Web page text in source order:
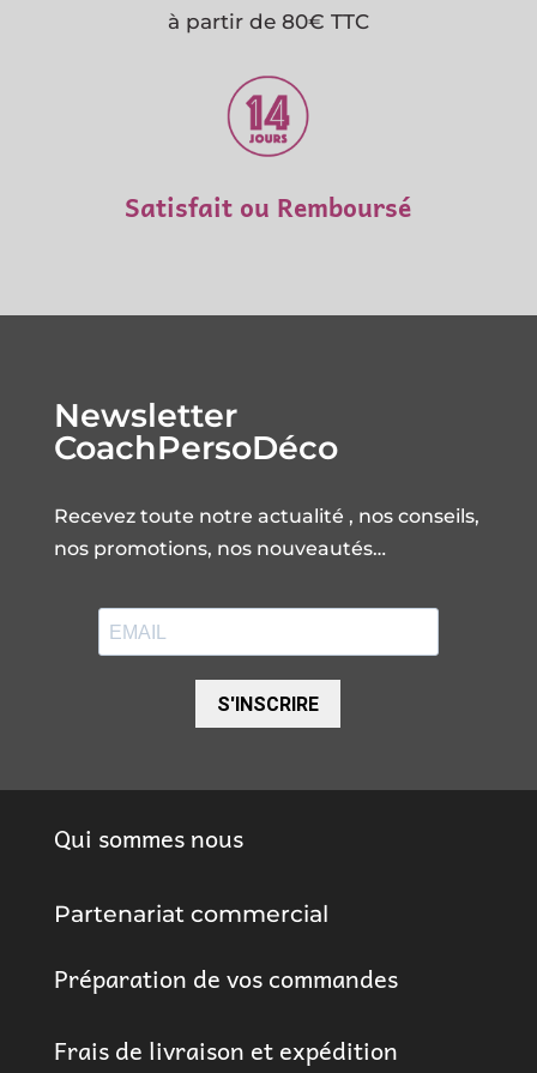
à partir de 80€ TTC
Satisfait ou Remboursé
Newsletter
CoachPersoDéco
Recevez toute notre actualité , nos conseils,
nos promotions, nos nouveautés…
S'INSCRIRE
Qui sommes nous
Partenariat commercial
Préparation de vos commandes
Frais de livraison et expédition